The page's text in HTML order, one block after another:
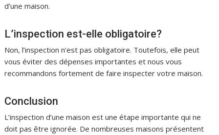
d’une maison.
L’inspection est-elle obligatoire?
Non, l’inspection n’est pas obligatoire. Toutefois, elle peut
vous éviter des dépenses importantes et nous vous
recommandons fortement de faire inspecter votre maison.
Conclusion
L’inspection d’une maison est une étape importante qui ne
doit pas être ignorée. De nombreuses maisons présentent